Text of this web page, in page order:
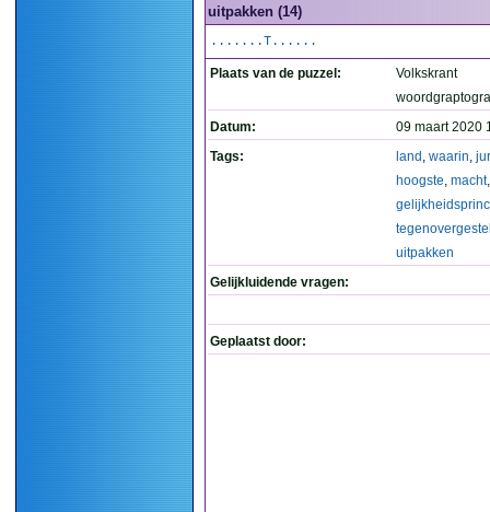
uitpakken (14)
.......T......
Plaats van de puzzel:
Volkskrant
Datum:
09 maart 2020
Tags:
land , waarin,
hoogste, macht
uitpakken
Gelijkluidende vragen:
Geplaatst door: